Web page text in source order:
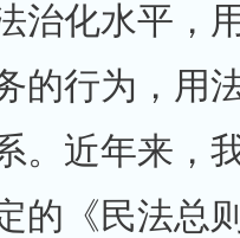
治化水平，
的行为，用
。近年来，
的《民法总